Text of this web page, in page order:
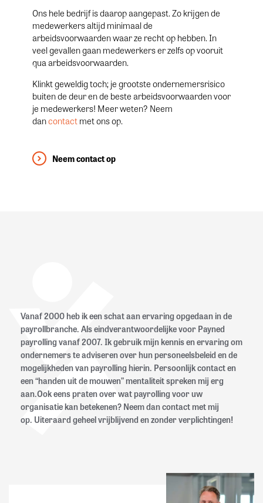
Ons hele bedrijf is daarop aangepast. Zo krijgen de
medewerkers altijd minimaal de
arbeidsvoorwaarden waar ze recht op hebben. In
veel gevallen gaan medewerkers er zelfs op vooruit
qua arbeidsvoorwaarden.
Klinkt geweldig toch; je grootste ondernemersrisico
buiten de deur en de beste arbeidsvoorwaarden voor
je medewerkers! Meer weten? Neem
dancontactmet ons op.
Neem contact op
Vanaf 2000 heb ik een schat aan ervaring opgedaan in de
payrollbranche. Als eindverantwoordelijke voor Payned
payrolling vanaf 2007. Ik gebruik mijn kennis en ervaring om
ondernemers te adviseren over hun personeelsbeleid en de
mogelijkheden van payrolling hierin. Persoonlijk contact en
een “handen uit de mouwen” mentaliteit spreken mij erg
aan.Ook eens praten over wat payrolling voor uw
organisatie kan betekenen? Neem dan contact met mij
op. Uiteraard geheel vrijblijvend en zonder verplichtingen!